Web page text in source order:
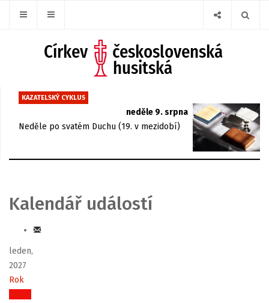
KAZATELSKÝ CYKLUS
neděle 9. srpna
Neděle po svatém Duchu (19. v mezidobí)
Kalendář událostí
leden,
2027
Rok
Měsíc